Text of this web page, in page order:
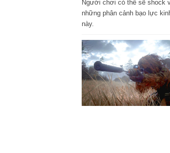
Người chơi có thể sẽ shock
những phân cảnh bạo lực
này.